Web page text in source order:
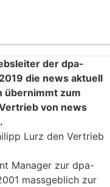
der dpa-
die news aktuell
übernimmt zum
von news
Lurz den Vertrieb
Manager zur dpa-
massgeblich zur